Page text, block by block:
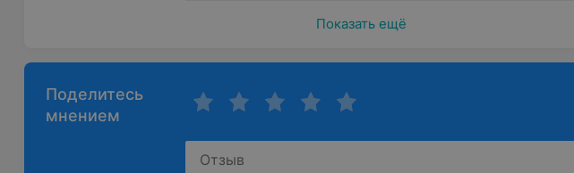
Показать ещё
Поделитесь
мнением